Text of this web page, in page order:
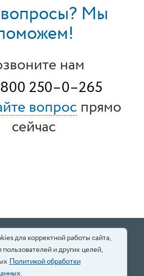
вопросы? Мы
нам
250–0–265
вопрос прямо
сейчас
для корректной работы сайта,
и других целей,
Политикой обработки
.